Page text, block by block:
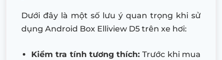
Dưới đây là một số lưu ý quan trọng khi sử
dụng Android Box Elliview D5 trên xe hơi:
Kiểm tra tính tương thích:Trước khi mua